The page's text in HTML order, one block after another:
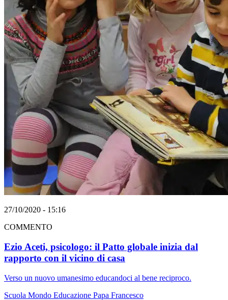
27/10/2020 - 15:16
COMMENTO
Ezio Aceti, psicologo: il Patto globale inizia dal
rapporto con il vicino di casa
Verso un nuovo umanesimo educandoci al bene reciproco.
Scuola Mondo Educazione Papa Francesco